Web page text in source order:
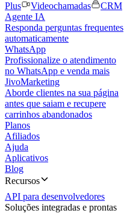
Plus
Videochamadas
CRM
Agente IA
Responda perguntas frequentes
automaticamente
WhatsApp
Profissionalize o atendimento
no WhatsApp e venda mais
JivoMarketing
Aborde clientes na sua página
antes que saiam e recupere
carrinhos abandonados
Planos
Afiliados
Ajuda
Aplicativos
Blog
Recursos
API para desenvolvedores
Soluções integradas e prontas